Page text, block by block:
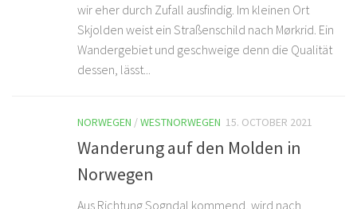
wir eher durch Zufall ausfindig. Im kleinen Ort
Skjolden weist ein Straßenschild nach Mørkrid. Ein
Wandergebiet und geschweige denn die Qualität
dessen, lässt...
NORWEGEN /WESTNORWEGEN 15. OCTOBER 2021
Wanderung auf den Molden in
Norwegen
Aus Richtung Sogndal kommend, wird nach